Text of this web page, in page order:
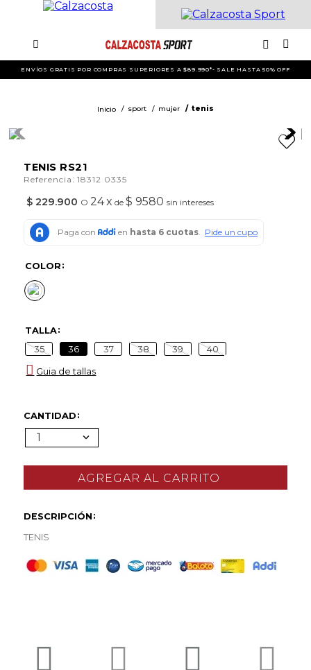
ENVÍOS GRATIS POR COMPRAS SUPERIORES A $89.990*- SALE HASTA 50% OFF
sport mujer tenis
TENIS RS21
Referencia :18312 0335
$ 229.900 O 24x de$ 9580 sin intereses
COLOR
TALLA
35 36 37 38 39 40
Guia de tallas
CANTIDAD
1
DESCRIPCIÓN
TENIS